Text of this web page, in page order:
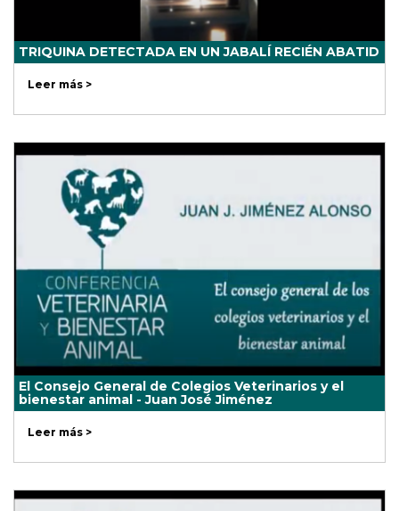
TRIQUINA DETECTADA EN UN JABALÍ RECIÉN ABATID
Leer más >
El Consejo General de Colegios Veterinarios y el
bienestar animal - Juan José Jiménez
Leer más >